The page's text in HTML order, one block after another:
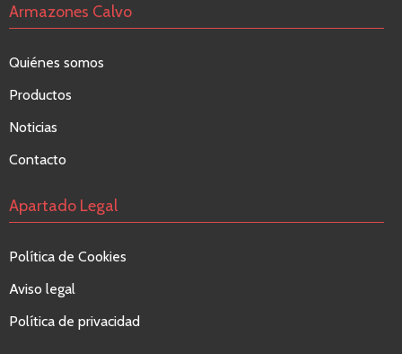
Armazones Calvo
Quiénes somos
Productos
Noticias
Contacto
Apartado Legal
Política de Cookies
Aviso legal
Política de privacidad